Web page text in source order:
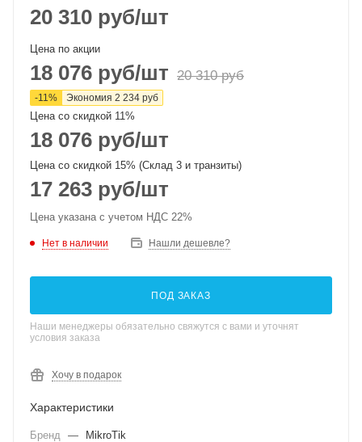
20 310 руб/шт
Цена по акции
18 076 руб/шт 20 310руб
-11% Экономия 2 234 руб
Цена со скидкой 11%
18 076 руб/шт
Цена со скидкой 15% (Склад 3 и транзиты)
17 263 руб/шт
Цена указана с учетом НДС 22%
Нет в наличии Нашли дешевле?
ПОД ЗАКАЗ
Наши менеджеры обязательно свяжутся с вами и уточнят
условия заказа
Хочу в подарок
Характеристики
Бренд —
MikroTik